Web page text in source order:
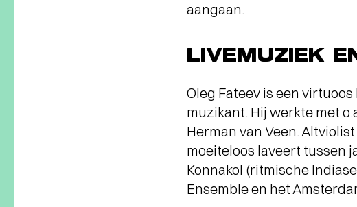
aangaan.
LIVEMUZIEK
Oleg Fateev is een
muzikant. Hij werkte met
Herman van Veen.
moeiteloos laveert tussen
Konnakol (ritmische
Ensemble en het